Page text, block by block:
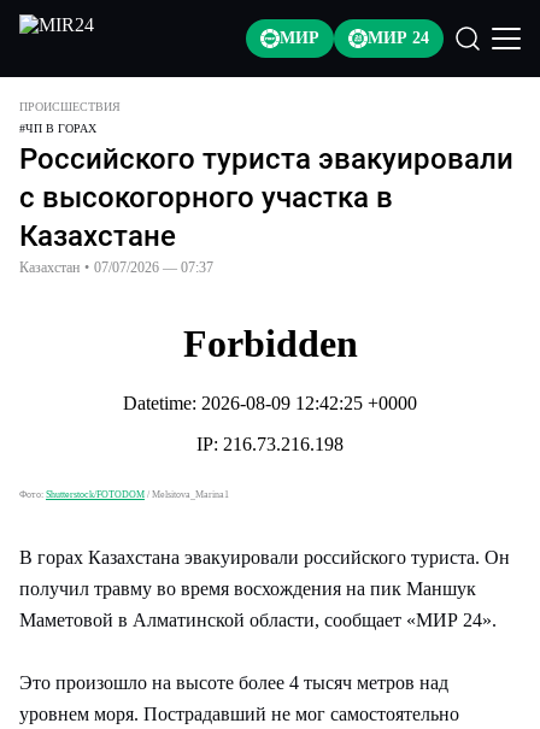
МИР МИР 24
ПРОИСШЕСТВИЯ
#ЧП В ГОРАХ
Российского туриста эвакуировали
с высокогорного участка в
Казахстане
Казахстан • 07/07/2026 — 07:37
Фото: Shutterstock/FOTODOM / Melsitova_Marina1
В горах Казахстана эвакуировали российского туриста. Он
получил травму во время восхождения на пик Маншук
Маметовой в Алматинской области, сообщает «МИР 24».
Это произошло на высоте более 4 тысяч метров над
уровнем моря. Пострадавший не мог самостоятельно